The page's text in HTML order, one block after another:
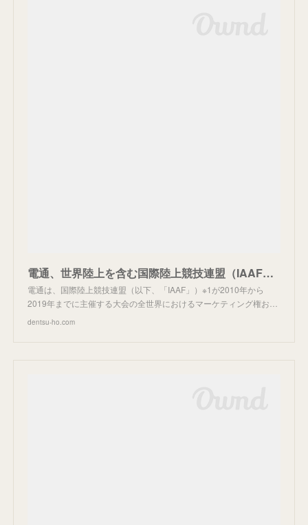
電通、世界陸上を含む国際陸上競技連盟（IAAF）主催大会の2020年～2029年までの世界独占マーケティング権および放送権を取得 | ウェブ電通報
電通は、国際陸上競技連盟（以下、「IAAF」）※1が2010年から
2019年までに主催する大会の全世界におけるマーケティング権お…
dentsu-ho.com